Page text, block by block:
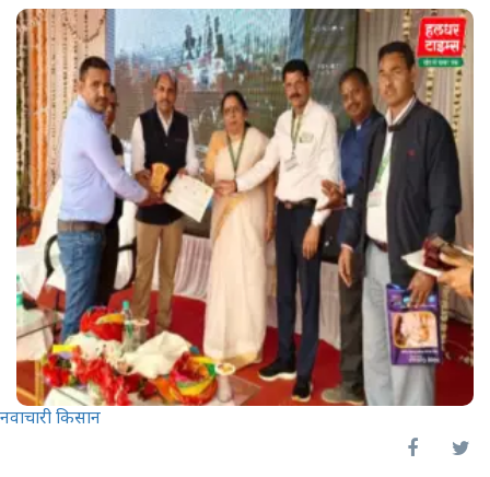
नवाचारी किसान